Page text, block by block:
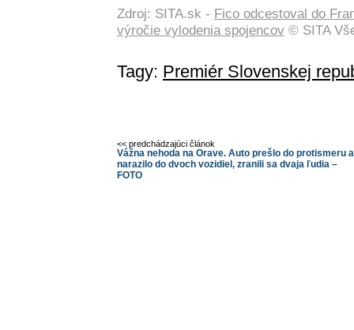
Zdroj: SITA.sk - Fico odcestoval do
výročie vylodenia spojencov © SITA
Tagy: Premiér Slovenskej
<< predchádzajúci článok
Vážna nehoda na Orave. Auto prešlo do protismeru a
narazilo do dvoch vozidiel, zranili sa dvaja ľudia –
FOTO